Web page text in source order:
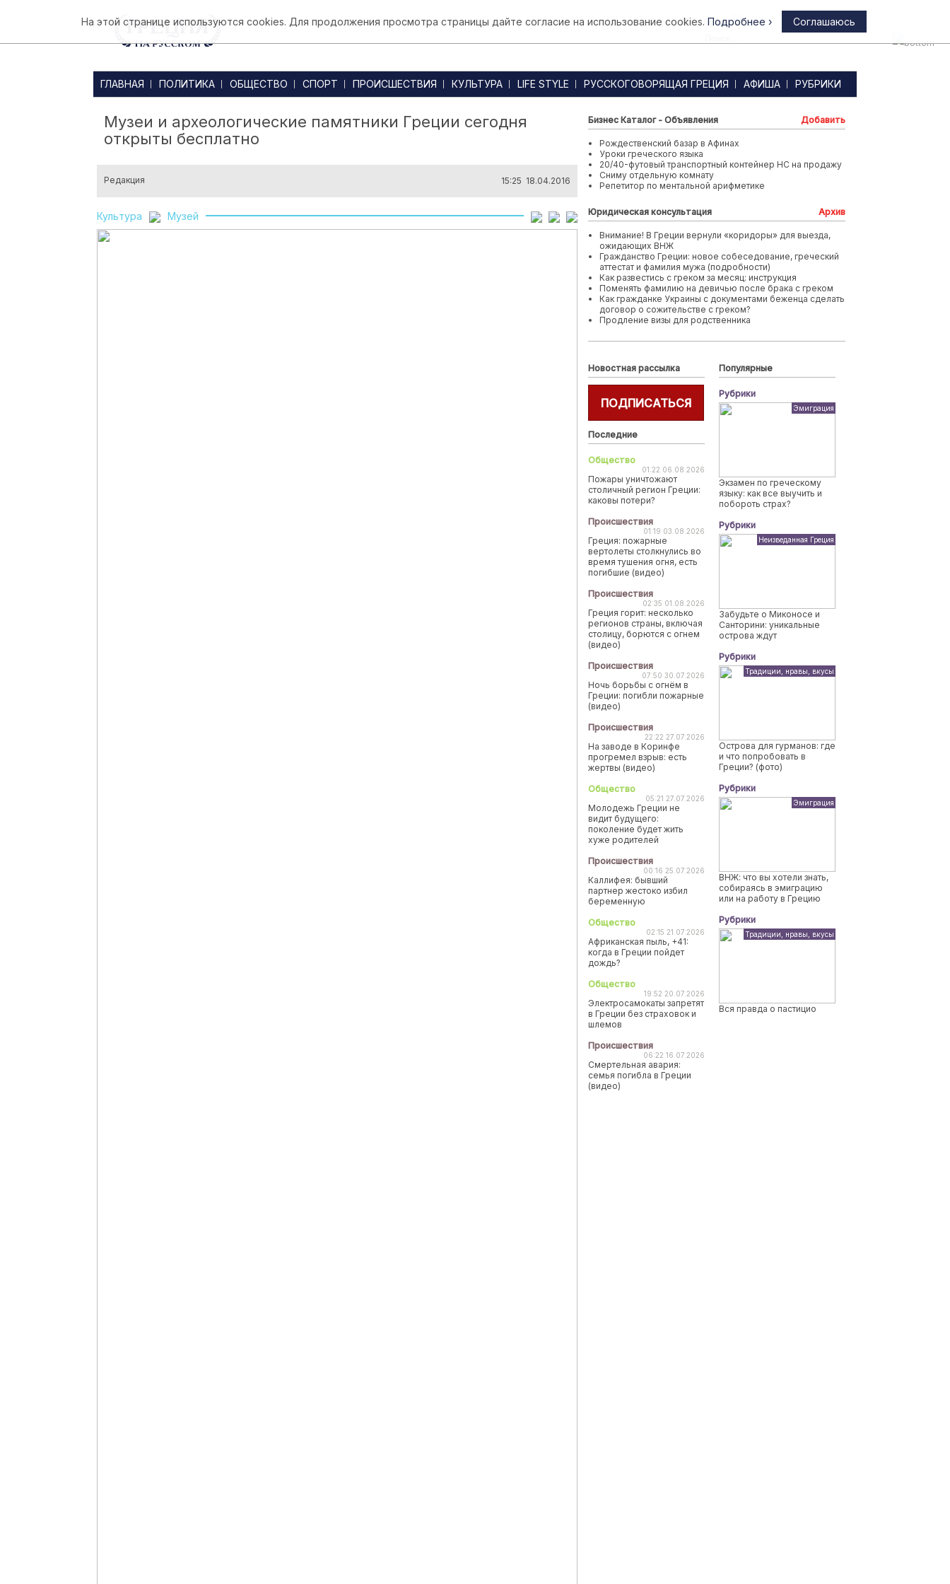
Афины
ГЛАВНАЯ ПОЛИТИКА ОБЩЕСТВО СПОРТ ПРОИСШЕСТВИЯ КУЛЬТУРА LIFE STYLE РУССКОГОВОРЯЩАЯ ГРЕЦИЯ АФИША РУБРИКИ
Музеи и археологические памятники Греции сегодня
открыты бесплатно
Редакция 15:25 18.04.2016
Культура Музей
Бизнес Каталог - Объявления Добавить
Рождественский базар в Афинах
Уроки греческого языка
20/40-футовый транспортный контейнер HC на продажу
Сниму отдельную комнату
Репетитор по ментальной арифметике
Юридическая консультация Архив
Внимание! В Греции вернули «коридоры» для выезда,
ожидающих ВНЖ
Гражданство Греции: новое собеседование, греческий
аттестат и фамилия мужа (подробности)
Как развестись с греком за месяц: инструкция
Поменять фамилию на девичью после брака с греком
Как гражданке Украины с документами беженца сделать
договор о сожительстве с греком?
Продление визы для родственника
Новостная рассылка
ПОДПИСАТЬСЯ
Последние
Общество
01:22 06.08.2026
Пожары уничтожают
столичный регион Греции:
каковы потери?
Происшествия
01:19 03.08.2026
Греция: пожарные
вертолеты столкнулись во
время тушения огня, есть
погибшие (видео)
Происшествия
02:35 01.08.2026
Греция горит: несколько
регионов страны, включая
столицу, борются с огнем
(видео)
Происшествия
07:50 30.07.2026
Ночь борьбы с огнём в
Греции: погибли пожарные
(видео)
Происшествия
22:22 27.07.2026
На заводе в Коринфе
прогремел взрыв: есть
жертвы (видео)
Общество
05:21 27.07.2026
Молодежь Греции не
видит будущего:
поколение будет жить
хуже родителей
Происшествия
00:16 25.07.2026
Каллифея: бывший
партнер жестоко избил
беременную
Общество
02:15 21.07.2026
Африканская пыль, +41:
когда в Греции пойдет
дождь?
Общество
19:52 20.07.2026
Электросамокаты запретят
в Греции без страховок и
шлемов
Происшествия
06:22 16.07.2026
Смертельная авария:
семья погибла в Греции
(видео)
Популярные
Рубрики
Эмиграция
Экзамен по греческому
языку: как все выучить и
побороть страх?
Рубрики
Неизведанная Греция
Забудьте о Миконосе и
Санторини: уникальные
острова ждут
Рубрики
Традиции, нравы, вкусы
Острова для гурманов: где
и что попробовать в
Греции? (фото)
Рубрики
Эмиграция
ВНЖ: что вы хотели знать,
собираясь в эмиграцию
или на работу в Грецию
Рубрики
Традиции, нравы, вкусы
Вся правда о пастицио
На этой странице используются cookies. Для продолжения просмотра страницы дайте согласие на использование cookies. Подробнее › Соглашаюсь